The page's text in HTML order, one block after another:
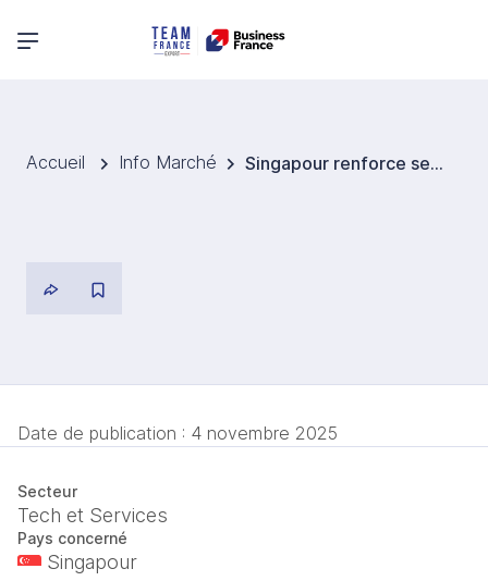
Menu principal
Accueil Info Marché Singapour renforce ses défenses cyber avec Google, AWS et TRM Labs
Date de publication : 4 novembre 2025
Secteur
Tech et Services
Pays concerné
Singapour